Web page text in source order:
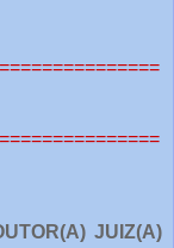
JUIZ(A)